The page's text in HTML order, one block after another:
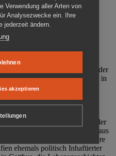
Cottbus ist ein Ort
nah und
DDR gründeten im Oktober
Cottbus e. V. (MRZ), der
Gefängnisses (1860-2002) in
Gedenkstätte Zuchthaus
der Gedenkstätte steht die
Unrecht während der
und der SED-Diktatur.
und Sonderausstellungen in der
Beispiele politischen Unrechts aus
Jahrhunderts. Eine besondere
ehemals politisch Inhaftierter
Verwendung aller Arten von
Analysezwecke ein. Ihre
jederzeit ändern.
akzeptieren